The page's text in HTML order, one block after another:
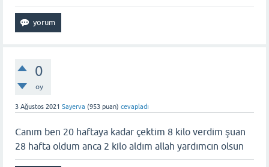
0
oy
3 Ağustos 2021 Sayerva (953 puan) cevapladı
Canım ben 20 haftaya kadar çektim 8 kilo verdim şuan
28 hafta oldum anca 2 kilo aldım allah yardımcın olsun